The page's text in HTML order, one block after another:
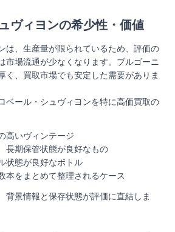
ヴィヨンの希少性・価値
は、生産量が限られているため、評価の
市場流通が少なくなります。ブルゴーニ
く、買取市場でも安定した需要がありま
ベール・シュヴィヨンを特に高価買取の
高いヴィンテージ
長期保管状態が良好なもの
状態が良好なボトル
本をまとめて整理されるケース
背景情報と保存状態が評価に直結しま